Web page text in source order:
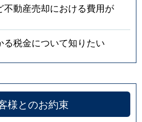
不動産売却における費用が
る税金について知りたい
様とのお約束